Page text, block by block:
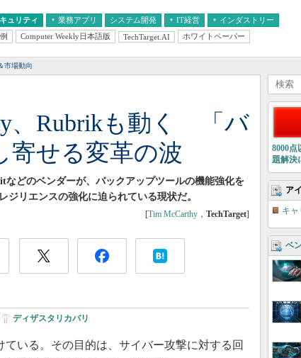
ュリティ 業務アプリ システム開発 IT経営
経営とIT
インダストリー
医療IT
Computer Weekly日本語版 TechTarget.AI ホワイトペーパー
市場動向
、Rubrikも動く 「バ
寄せる変革の波
どのベンダーが、バックアップツールの機能強化を
ジリエンスの強化に迫られている現状だ。
[Tim McCarthy ， TechTarget]
ディザスタリカバリ
いる。その目的は、サイバー攻撃に対する回
8000
題解決
ア
キ
ベ